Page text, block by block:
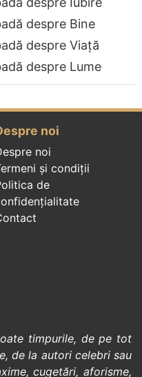
despre Bine
despre Viață
despre Lume
noi
noi
și condiții
de
timpurile, de pe tot
de la autori celebrisau
,cugetări,aforisme,